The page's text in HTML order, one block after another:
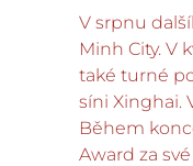
V srpnu
Minh City. V
také turné
síni Xinghai.
Během
Award za